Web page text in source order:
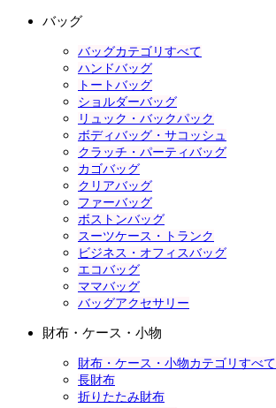
バッグ
バッグカテゴリすべて
ハンドバッグ
トートバッグ
ショルダーバッグ
リュック・バックパック
ボディバッグ・サコッシュ
クラッチ・パーティバッグ
カゴバッグ
クリアバッグ
ファーバッグ
ボストンバッグ
スーツケース・トランク
ビジネス・オフィスバッグ
エコバッグ
ママバッグ
バッグアクセサリー
財布・ケース・小物
財布・ケース・小物カテゴリすべて
長財布
折りたたみ財布